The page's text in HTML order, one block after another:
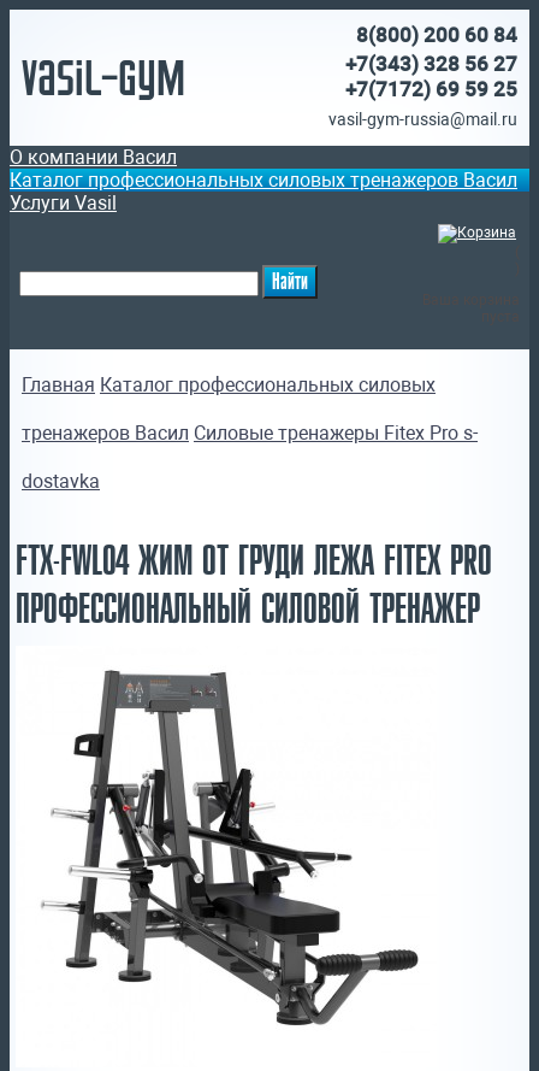
Vasil-Gym
8(800) 200 60 84
+7(343) 328 56 27
+7(7172) 69 59 25
vasil-gym-russia@mail.ru
О компании Васил
Каталог профессиональных силовых тренажеров Васил
Услуги Vasil
Главная Каталог профессиональных силовых
тренажеров Васил Силовые тренажеры Fitex Pro s-
dostavka
FTX-FWL04 ЖИМ ОТ ГРУДИ ЛЕЖА FITEX PRO
ПРОФЕССИОНАЛЬНЫЙ СИЛОВОЙ ТРЕНАЖЕР